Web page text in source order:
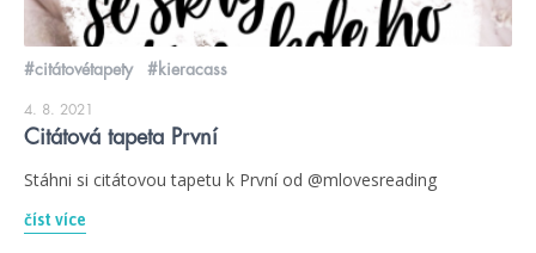
#citátovétapety #kieracass
4. 8. 2021
Citátová tapeta První
Stáhni si citátovou tapetu k První od @mlovesreading
číst více